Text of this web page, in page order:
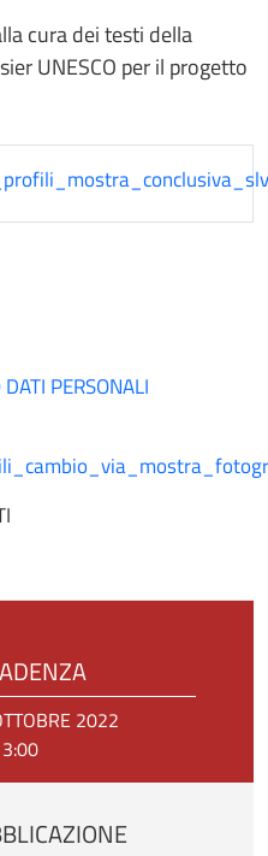
cura dei testi della
UNESCO per il progetto
PERSONALI
2022